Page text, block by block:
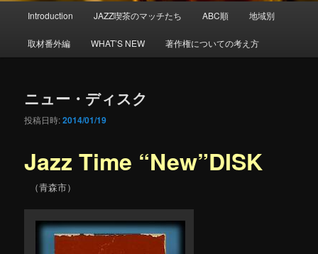
Introduction JAZZ喫茶のマッチたち ABC順 地域別
取材番外編 WHAT’S NEW 著作権についての考え方
ニュー・ディスク
投稿日時:2014/01/19
Jazz Time “New”DISK
（青森市）